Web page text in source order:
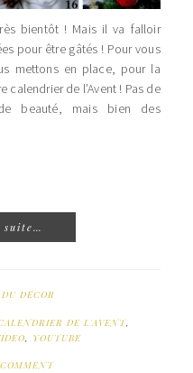
bientôt ! Mais il va falloir
pour être gâtés ! Pour vous
mettons en place, pour la
de l’Avent ! Pas de
beauté, mais bien des
DÉCOR
DE L'AVENT,
, YOUTUBE